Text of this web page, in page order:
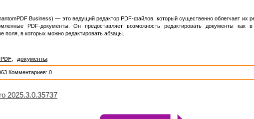
Business) — это ведущий редактор PDF-файлов, который существенно облегчает их
PDF-документы. Он предоставляет возможность редактировать документы как
поля, в которых можно редактировать абзацы.
документы
Комментариев: 0
2025.3.0.35737